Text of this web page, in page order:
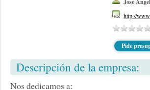
http://
Pide
Descripción de la empresa:
Nos dedicamos a: